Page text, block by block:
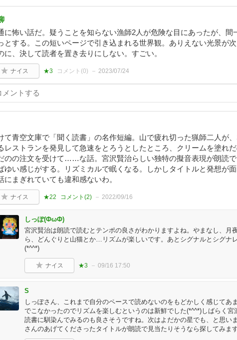
に怖い話だ。疑うことを知らない漁師2人が危険な目にあったが、間
とする。この短いページで引き込まれる世界観。ありえない光景が
に、決して読者を置き去りにしない。すごい。
ナイス ★3 コメント(0) 2023/07/24
て青空文庫で「聞く読書」の名作短編。山で疲れ切った猟師二人が
レストランを発見して急速をとろうとしたところ、クリームを塗れ
のの注文を受けて……な話。宮沢賢治らしい独特の擬音表現が朗読で
ゆい感じがする。リズミカルで眠くなる。しかしタイトルと発想が
にまぎれていても違和感ないわ。
ナイス ★22 コメント(2) 2022/09/16
しっぽ(ФωФ)
宮沢賢治は朗読で読むとテンポの良さがわかりますよね。やまなし、月
ら、どんぐりと山猫とか…リズムが楽しいです。あとシグナルとシグナ
(*^^*)
ナイス ★3 09/16 17:50
S
しっぽさん、これまで自分のペースで読めないのをもどかしく感じてあ
でこなかったのでリズムを楽しむというのは新鮮でした(*^^*)しばらく宮
読書に馴染んでみるのも良さそうですね。次はよだかの星でも、と思い
さんのあげてくださったタイトルが朗読で見当たりそうなら探してみま